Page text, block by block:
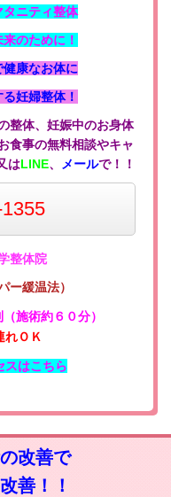
ニティ整体
のために！
健康なお体に
妊婦整体！
整体、妊娠中のお身体
食事の無料相談やキャ
はLINE、 メールで！！
整体院
ー緩温法）
施術約６０分）
れＯＫ
スはこちら
改善で
善！！